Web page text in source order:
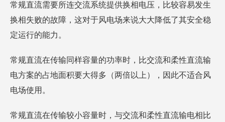
常规直流需要所连交流系统提供换相电压，比较容易发生
换相失败的故障，这对于风电场来说大大降低了其安全稳
定运行的能力。
常规直流在传输同样容量的功率时，比交流和柔性直流输
电方案的占地面积要大得多（两倍以上），因此不适合风
电场使用。
常规直流在传输较小容量时，与交流和柔性直流输电相比